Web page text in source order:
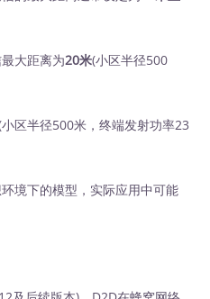
大距离为20米(小区半径500
区半径500米，终端发射功率23
下的模型，实际应用中可能